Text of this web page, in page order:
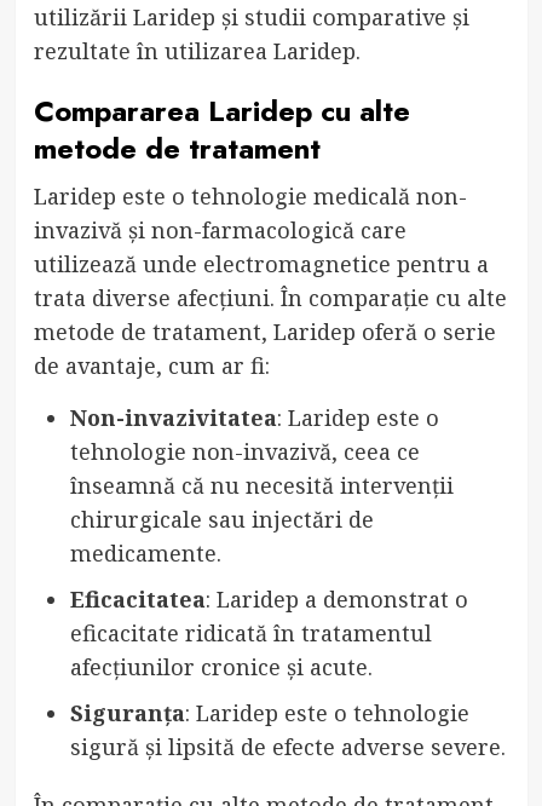
utilizării Laridep și studii comparative și
rezultate în utilizarea Laridep.
Compararea Laridep cu alte
metode de tratament
Laridep este o tehnologie medicală non-
invazivă și non-farmacologică care
utilizează unde electromagnetice pentru a
trata diverse afecțiuni. În comparație cu alte
metode de tratament, Laridep oferă o serie
de avantaje, cum ar fi:
Non-invazivitatea: Laridep este o
tehnologie non-invazivă, ceea ce
înseamnă că nu necesită intervenții
chirurgicale sau injectări de
medicamente.
Eficacitatea: Laridep a demonstrat o
eficacitate ridicată în tratamentul
afecțiunilor cronice și acute.
Siguranța: Laridep este o tehnologie
sigură și lipsită de efecte adverse severe.